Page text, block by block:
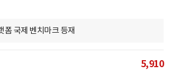
폼 국제 벤치마크 등재
5,910